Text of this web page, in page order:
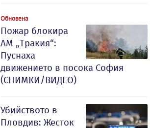
Обновена
Пожар блокира
АМ „Тракия“:
Пуснаха
движението в посока София
(СНИМКИ/ВИДЕО)
Убийството в
Пловдив: Жесток